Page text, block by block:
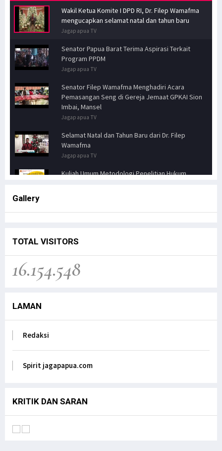
Wakil Ketua Komite I DPD RI, Dr. Filep Wamafma
mengucapkan selamat natal dan tahun baru
Jagapapua TV
Senator Papua Barat Terima Aspirasi Terkait
Program PPDM
Jagapapua TV
Senator Filep Wamafma Menghadiri Acara
Pemasangan Seng di Gereja Jemaat GPKAI Sion
Imbai, Mansel
Jagapapua TV
Selamat Natal dan Tahun Baru dari Dr. Filep
Wamafma
Jagapapua TV
Kuliah Umum Metodologi Penelitian Hukum
Jagapapua TV
Kunjungan Kerja Anggota DPD RI, Filep
Wamafma, ke Manokwari Selatan, Fokus pada
Sarana Pendidikan.
di DPD RI
Gallery
TOTAL VISITORS
16.154.548
LAMAN
Redaksi
Spirit jagapapua.com
KRITIK DAN SARAN